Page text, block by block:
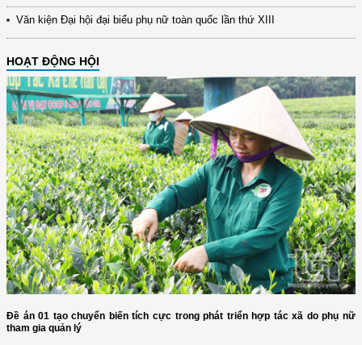
Văn kiện Đại hội đại biểu phụ nữ toàn quốc lần thứ XIII
HOẠT ĐỘNG HỘI
Đề án 01 tạo chuyển biến tích cực trong phát triển hợp tác xã do phụ nữ
tham gia quản lý